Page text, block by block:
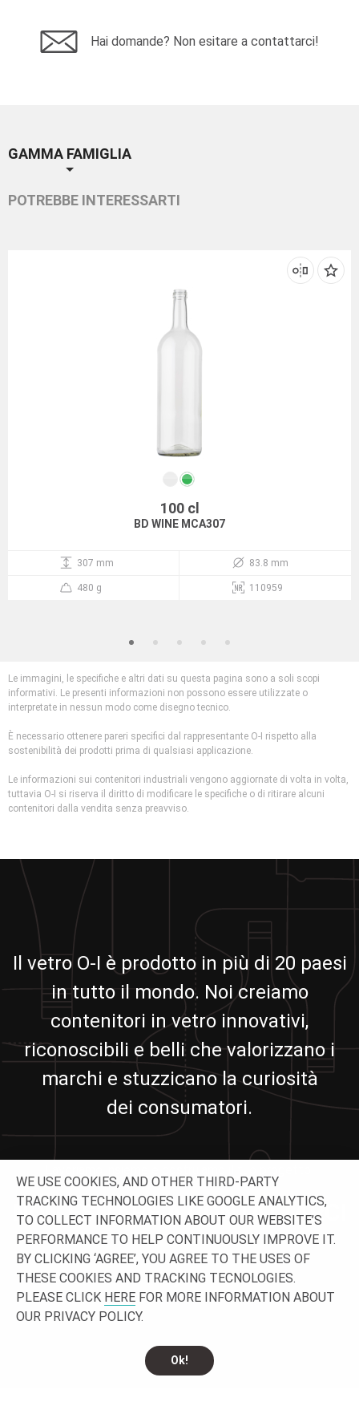
Hai domande? Non esitare a contattarci!
GAMMA FAMIGLIA
POTREBBE INTERESSARTI
100 cl
BD WINE MCA307
307 mm 83.8 mm
480 g 110959
Le immagini, le specifiche e altri dati su questa pagina sono a soli scopi
informativi. Le presenti informazioni non possono essere utilizzate o
interpretate in nessun modo come disegno tecnico.
È necessario ottenere pareri specifici dal rappresentante O-I rispetto alla
sostenibilità dei prodotti prima di qualsiasi applicazione.
Le informazioni sui contenitori industriali vengono aggiornate di volta in volta,
tuttavia O-I si riserva il diritto di modificare le specifiche o di ritirare alcuni
contenitori dalla vendita senza preavviso.
Il vetro O-I è prodotto in più di 20 paesi
in tutto il mondo. Noi creiamo
contenitori in vetro innovativi,
riconoscibili e belli che valorizzano i
marchi e stuzzicano la curiosità
dei consumatori.
NON ESITARE A CONTATTARCI
WE USE COOKIES, AND OTHER THIRD-PARTY
TRACKING TECHNOLOGIES LIKE GOOGLE ANALYTICS,
TO COLLECT INFORMATION ABOUT OUR WEBSITE’S
PERFORMANCE TO HELP CONTINUOUSLY IMPROVE IT.
BY CLICKING ‘AGREE’, YOU AGREE TO THE USES OF
THESE COOKIES AND TRACKING TECNOLOGIES.
PLEASE CLICK HERE FOR MORE INFORMATION ABOUT
OUR PRIVACY POLICY.
Ok!